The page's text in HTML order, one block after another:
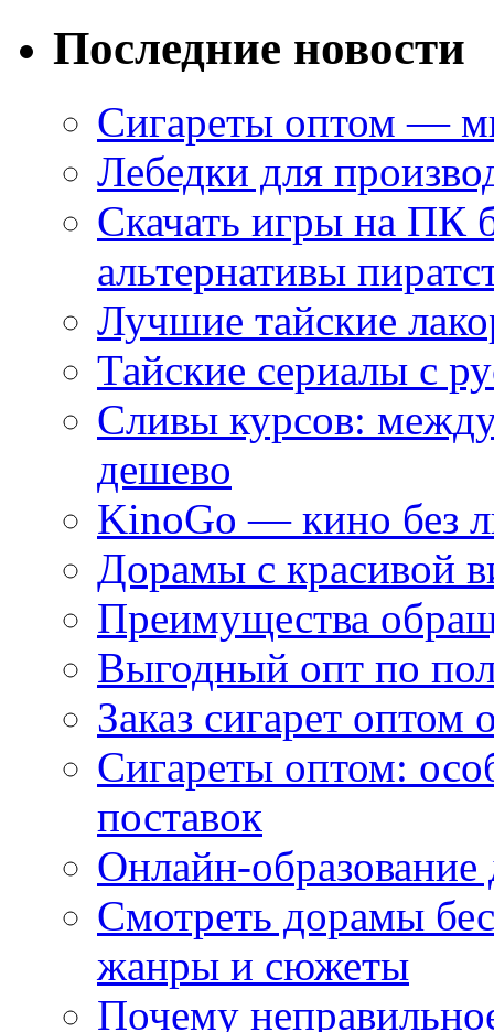
Последние новости
Сигареты оптом —
Лебедки для
Скачать игры на ПК
альтернативы
Лучшие тайские
Тайские сериалы с
Сливы курсов:
дешево
KinoGo — кино без
Дорамы с красивой
Преимущества
Выгодный опт по
Заказ сигарет оптом
Сигареты оптом:
поставок
Онлайн-
Смотреть дорамы
жанры и сюжеты
Почему